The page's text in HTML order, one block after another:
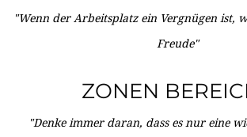
"Wenn der Arbeitsplatz ein Vergnügen ist,
Freude"
ZONEN
"Denke immer daran, dass es nur eine